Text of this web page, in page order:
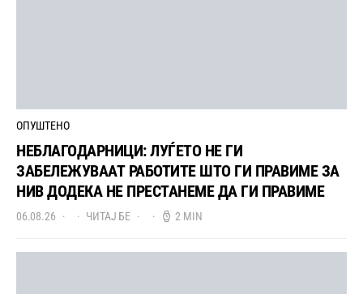
ОПУШТЕНО
НЕБЛАГОДАРНИЦИ: ЛУЃЕТО НЕ ГИ
ЗАБЕЛЕЖУВААТ РАБОТИТЕ ШТО ГИ ПРАВИМЕ ЗА
НИВ ДОДЕКА НЕ ПРЕСТАНЕМЕ ДА ГИ ПРАВИМЕ
06.08.26 ЧИТАЈ БЕ 2 MIN